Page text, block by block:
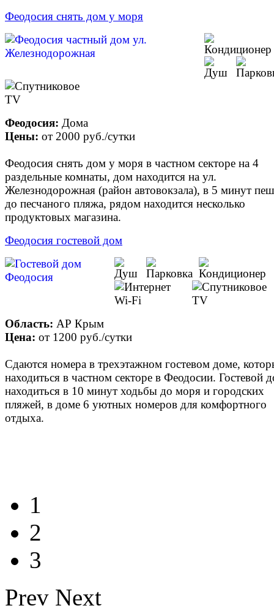
Феодосия снять дом у моря
Феодосия: Дома
Цены: от 2000 руб./сутки
Феодосия снять дом у моря в частном секторе на 4
раздельные комнаты, дом находится на ул.
Железнодорожная (район автовокзала), в 5 минут
до песчаного пляжа, рядом находится несколько
продуктовых магазина.
Феодосия гостевой дом
Область: АР Крым
Цена: от 1200 руб./сутки
Сдаются номера в трехэтажном гостевом доме,
находиться в частном секторе в Феодосии. Гостевой
находиться в 10 минут ходьбы до моря и городских
пляжей, в доме 6 уютных номеров для комфортного
отдыха.
1
2
3
Prev Next